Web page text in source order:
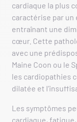
cardiaque la plus
caractérise par un
entraînant une
cœur. Cette
avec une
Maine Coon ou le
les cardiopathies
dilatée et
Les symptômes
cardiaque,